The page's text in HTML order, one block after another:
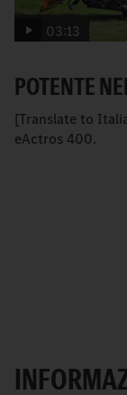
03:13
POTENTE
[Translate to
eActros 400.